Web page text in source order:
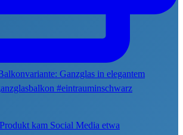
kam Social Media etwa